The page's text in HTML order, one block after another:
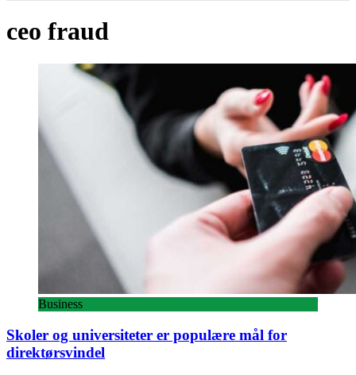
ceo fraud
Business
Skoler og universiteter er populære mål for
direktørsvindel